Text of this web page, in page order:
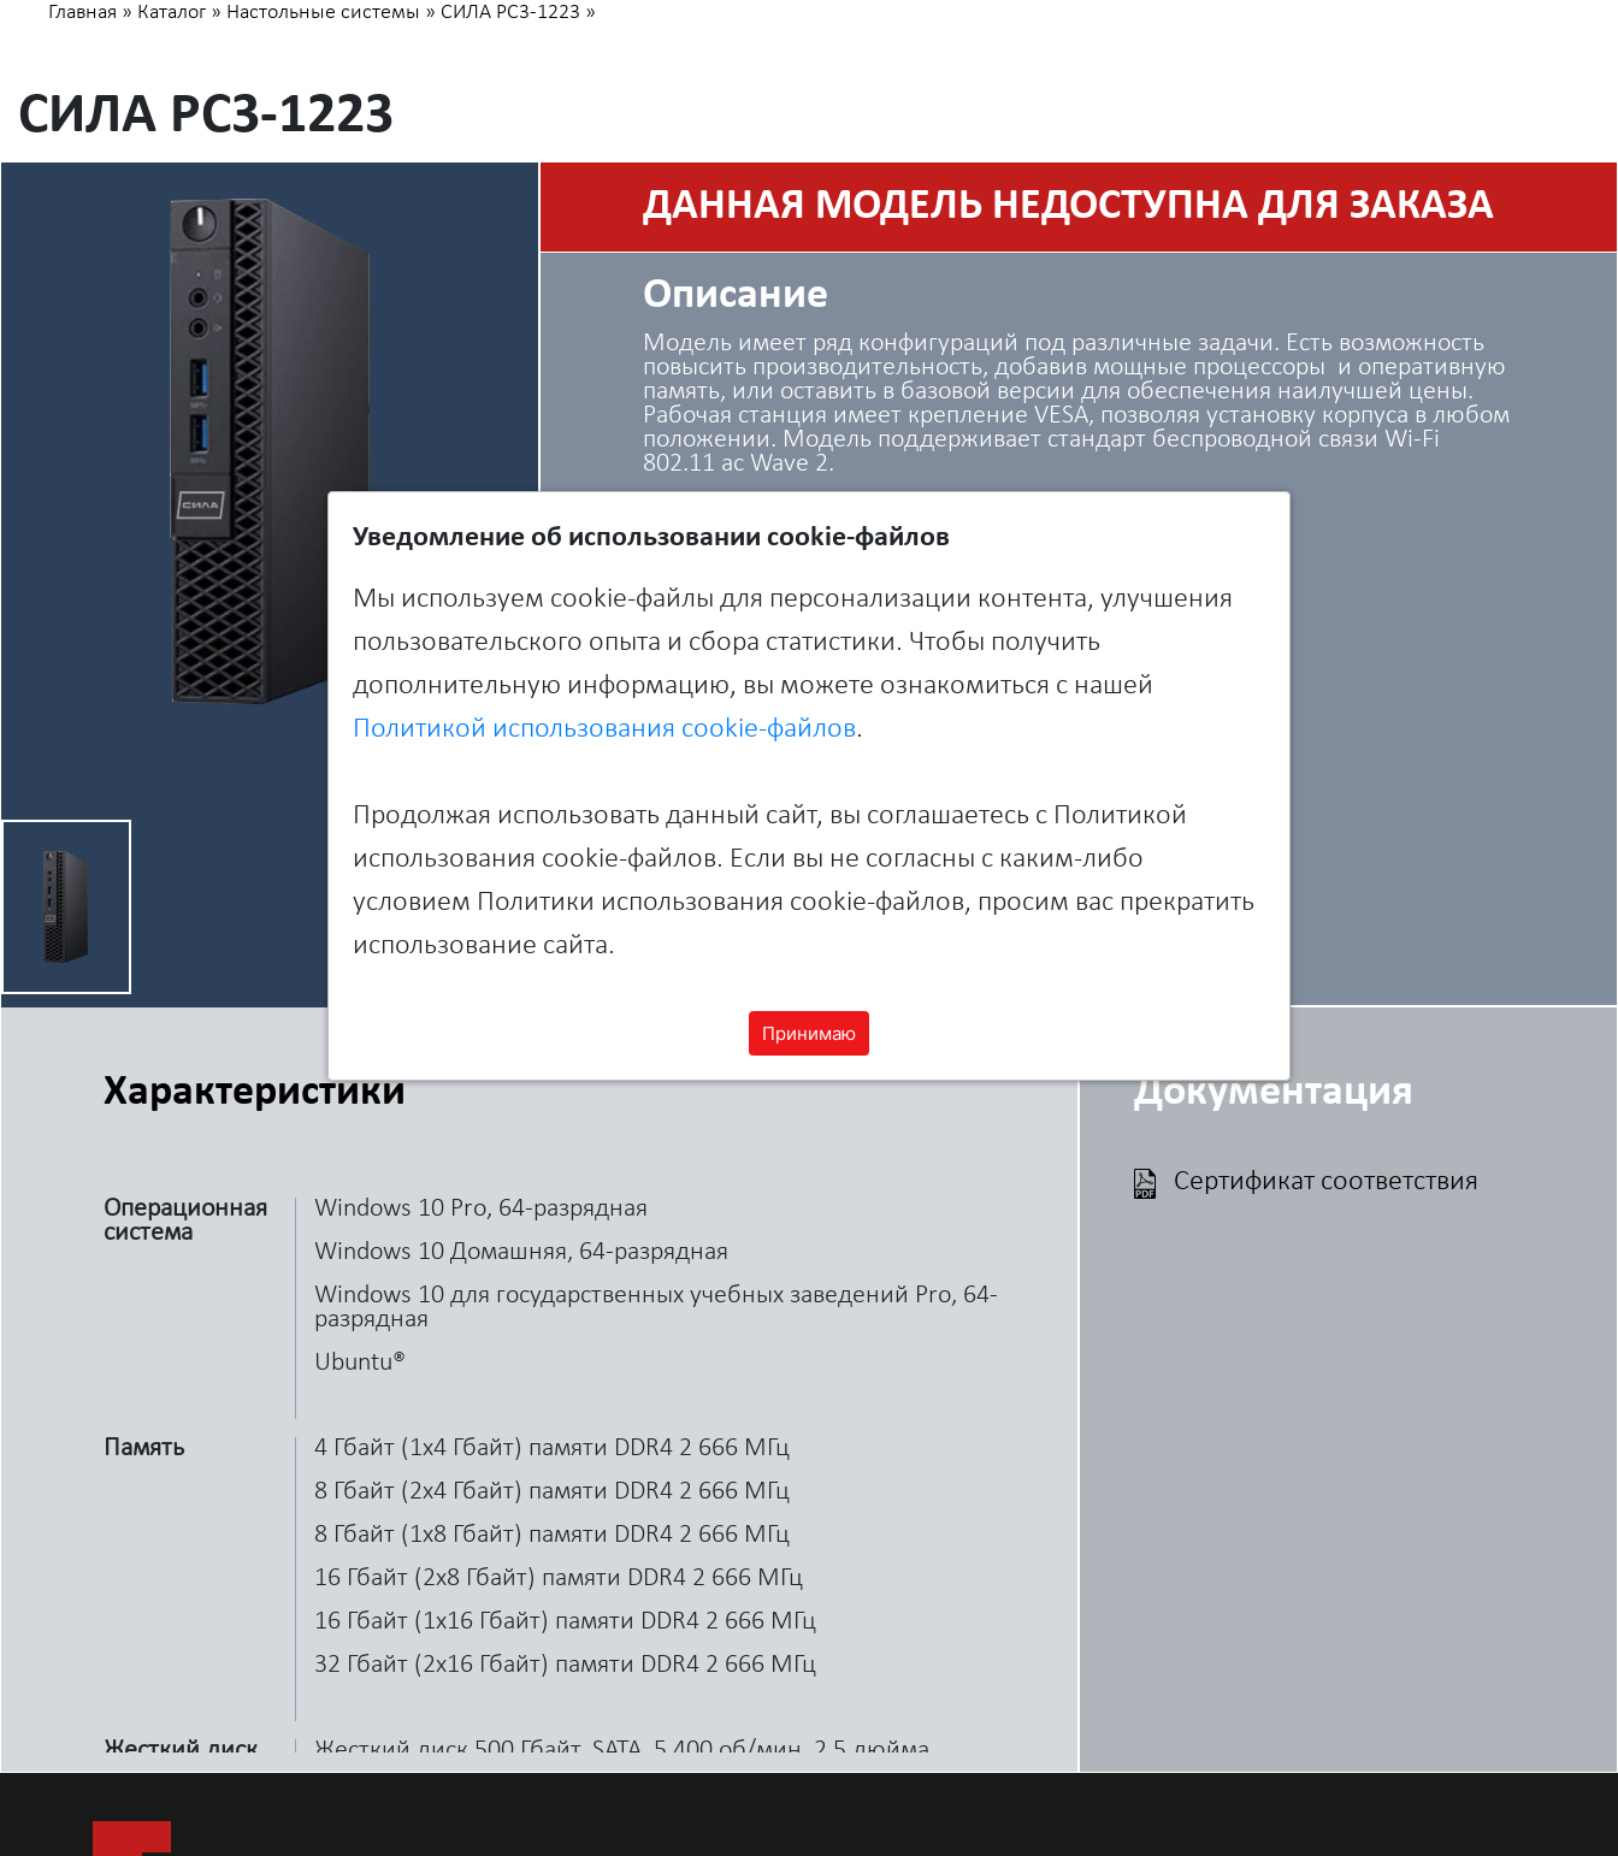
Главная » Каталог » Настольные системы » СИЛА PC3-1223 »
СИЛА PC3-1223
ДАННАЯ МОДЕЛЬ НЕДОСТУПНА ДЛЯ ЗАКАЗА
Описание
Модель имеет ряд конфигураций под различные задачи. Есть возможность
повысить производительность, добавив мощные процессоры и оперативную
память, или оставить в базовой версии для обеспечения наилучшей цены.
Рабочая станция имеет крепление VESA, позволяя установку корпуса в любом
положении. Модель поддерживает стандарт беспроводной связи Wi-Fi
802.11 ac Wave 2.
Характеристики
Операционная
система
Windows 10 Pro, 64-разрядная
Windows 10 Домашняя, 64-разрядная
Windows 10 для государственных учебных заведений Pro, 64-
разрядная
Ubuntu®
Память
4 Гбайт (1x4 Гбайт) памяти DDR4 2 666 МГц
8 Гбайт (2x4 Гбайт) памяти DDR4 2 666 МГц
8 Гбайт (1x8 Гбайт) памяти DDR4 2 666 МГц
16 Гбайт (2x8 Гбайт) памяти DDR4 2 666 МГц
16 Гбайт (1x16 Гбайт) памяти DDR4 2 666 МГц
32 Гбайт (2x16 Гбайт) памяти DDR4 2 666 МГц
Жесткий диск
Жесткий диск 500 Гбайт, SATA, 5 400 об/мин, 2,5 дюйма
Документация
Сертификат соответствия
Уведомление об использовании cookie-файлов
Мы используем cookie-файлы для персонализации контента, улучшения
пользовательского опыта и сбора статистики. Чтобы получить
дополнительную информацию, вы можете ознакомиться с нашей
Политикой использования cookie-файлов.
Продолжая использовать данный сайт, вы соглашаетесь с Политикой
использования cookie-файлов. Если вы не согласны с каким-либо
условием Политики использования cookie-файлов, просим вас прекратить
использование сайта.
Принимаю